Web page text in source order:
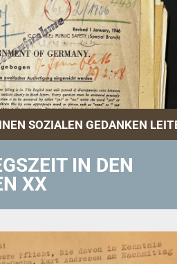
SOZIALEN GEDANKEN
IN DEN
XX